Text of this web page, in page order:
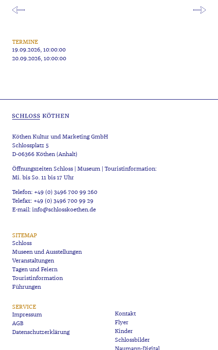
TERMINE
19.09.2026, 10:00:00
20.09.2026, 10:00:00
Köthen Kultur und Marketing GmbH
Schlossplatz 5
D-06366 Köthen (Anhalt)
Öffnungszeiten Schloss | Museum | Touristinformation:
Mi. bis So. 11 bis 17 Uhr
Telefon: +49 (0) 3496 700 99 260
Telefax: +49 (0) 3496 700 99 29
E-mail: info@schlosskoethen.de
SITEMAP
Schloss
Museen und Ausstellungen
Veranstaltungen
Tagen und Feiern
Touristinformation
Führungen
SERVICE
Impressum
AGB
Datenschutzerklärung
Kontakt
Flyer
Kinder
Schlossbilder